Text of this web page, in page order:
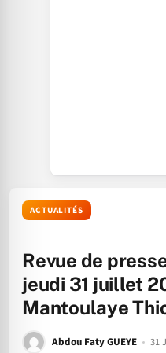
ACTUALITÉS
Revue de
jeudi 31 juillet
Mantoulaye
Abdou Faty GUEYE 31